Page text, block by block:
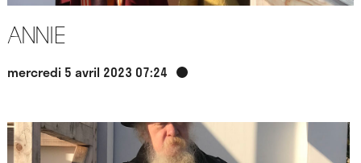
Annie
mercredi 5 avril 2023 07:24